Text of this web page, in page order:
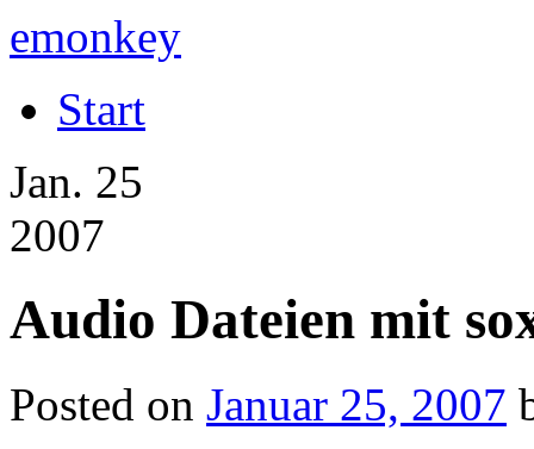
emonkey
Start
Jan. 25
2007
Audio Dateien mit
Posted on Januar 25, 2007